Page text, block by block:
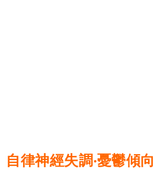
自律神經失調‧憂鬱傾向